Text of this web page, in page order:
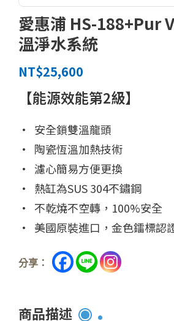
愛惠浦 HS-188+Pur
溫淨水系統
NT$25,600
【能源效能第2級】
• 安全鎖雙溫龍頭
• 陶瓷恆溫加熱技術
• 濾心簡易方便更換
• 熱缸為SUS 304不鏽鋼
• 不乾燒不空轉，100%安全
• 美國原裝進口，金色鐳標認
分享：
商品描述